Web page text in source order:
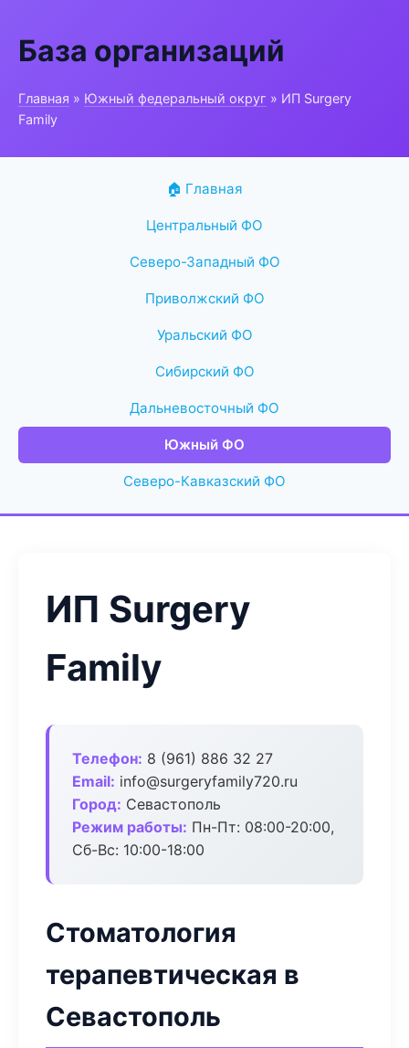
База организаций
Главная » Южный федеральный округ » ИП Surgery
Family
🏠 Главная
Центральный ФО
Северо-Западный ФО
Приволжский ФО
Уральский ФО
Сибирский ФО
Дальневосточный ФО
Южный ФО
Северо-Кавказский ФО
ИП Surgery
Family
Телефон: 8 (961) 886 32 27
Email: info@surgeryfamily720.ru
Город: Севастополь
Режим работы: Пн-Пт: 08:00-20:00,
Сб-Вс: 10:00-18:00
Стоматология
терапевтическая в
Севастополь